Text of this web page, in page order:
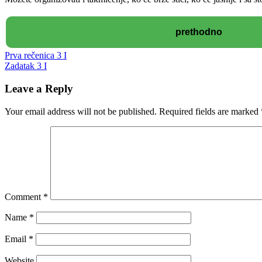
prethodno
Post
navigation
Prva rečenica 3 I
Zadatak 3 I
Leave a Reply
Your email address will not be published. Required fields are marked
Comment *
Name *
Email *